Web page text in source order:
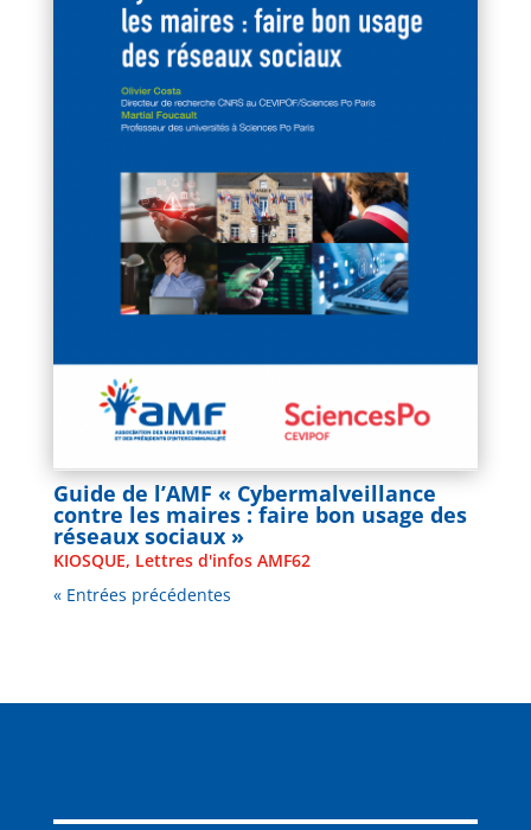
Guide de l’AMF « Cybermalveillance
contre les maires : faire bon usage des
réseaux sociaux »
KIOSQUE, Lettres d'infos AMF62
« Entrées précédentes